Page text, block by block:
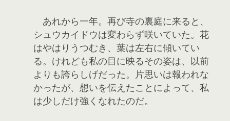
あれから一年。再び寺の裏庭に来ると、
シュウカイドウは変わらず咲いていた。花
はやはりうつむき、葉は左右に傾いてい
る。けれども私の目に映るその姿は、以前
よりも誇らしげだった。片思いは報われな
かったが、想いを伝えたことによって、私
は少しだけ強くなれたのだ。